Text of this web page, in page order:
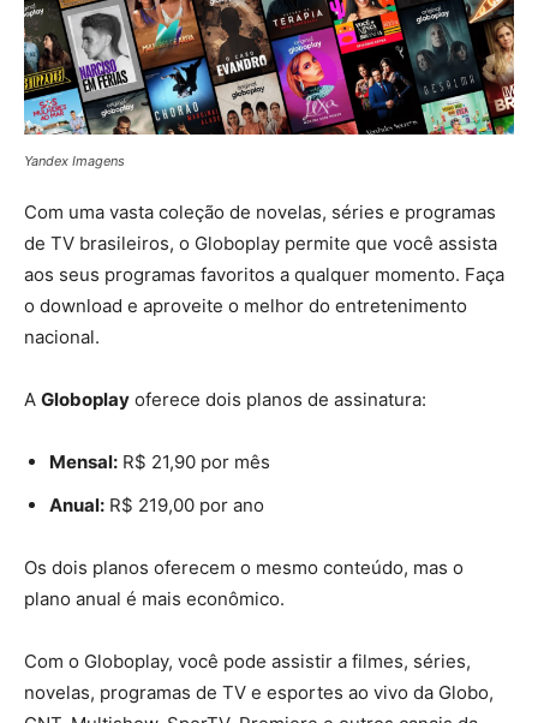
Yandex Imagens
Com uma vasta coleção de novelas, séries e programas
de TV brasileiros, o Globoplay permite que você assista
aos seus programas favoritos a qualquer momento. Faça
o download e aproveite o melhor do entretenimento
nacional.
A Globoplay oferece dois planos de assinatura:
Mensal: R$ 21,90 por mês
Anual: R$ 219,00 por ano
Os dois planos oferecem o mesmo conteúdo, mas o
plano anual é mais econômico.
Com o Globoplay, você pode assistir a filmes, séries,
novelas, programas de TV e esportes ao vivo da Globo,